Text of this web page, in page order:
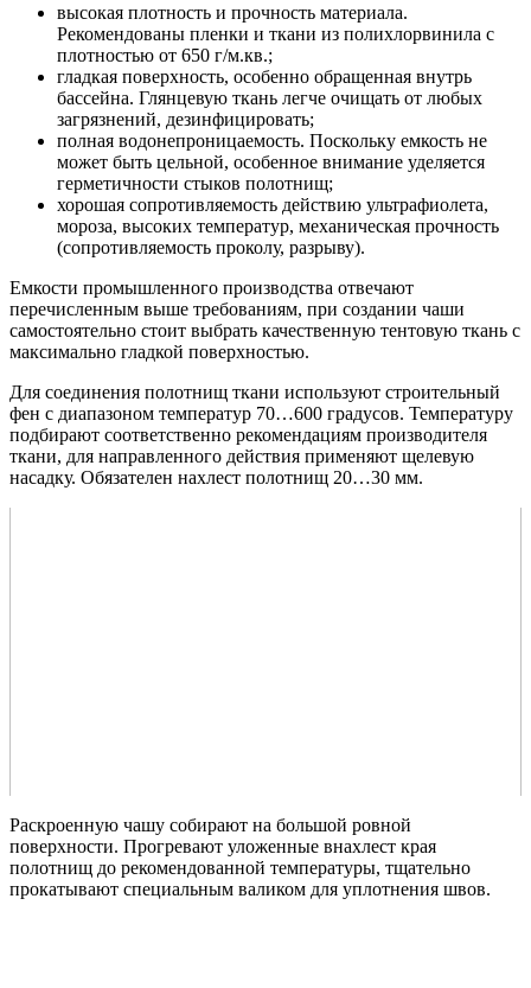
высокая плотность и прочность материала.
Рекомендованы пленки и ткани из полихлорвинила с
плотностью от 650 г/м.кв.;
гладкая поверхность, особенно обращенная внутрь
бассейна. Глянцевую ткань легче очищать от любых
загрязнений, дезинфицировать;
полная водонепроницаемость. Поскольку емкость не
может быть цельной, особенное внимание уделяется
герметичности стыков полотнищ;
хорошая сопротивляемость действию ультрафиолета,
мороза, высоких температур, механическая прочность
(сопротивляемость проколу, разрыву).
Емкости промышленного производства отвечают
перечисленным выше требованиям, при создании чаши
самостоятельно стоит выбрать качественную тентовую ткань с
максимально гладкой поверхностью.
Для соединения полотнищ ткани используют строительный
фен с диапазоном температур 70…600 градусов. Температуру
подбирают соответственно рекомендациям производителя
ткани, для направленного действия применяют щелевую
насадку. Обязателен нахлест полотнищ 20…30 мм.
Раскроенную чашу собирают на большой ровной
поверхности. Прогревают уложенные внахлест края
полотнищ до рекомендованной температуры, тщательно
прокатывают специальным валиком для уплотнения швов.